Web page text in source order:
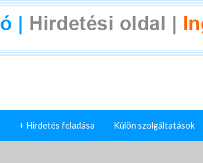
+ Hirdetés feladása Külön szolgáltatások